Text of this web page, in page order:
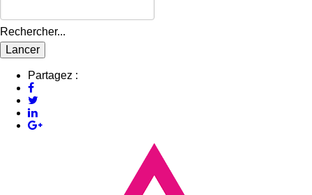
Rechercher...
Partagez :